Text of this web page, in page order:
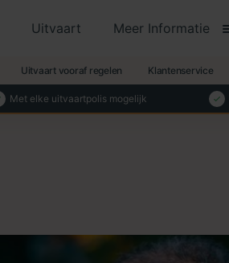
Uitvaart Meer Informatie
Uitvaart vooraf regelen Klantenservice
Met elke uitvaartpolis mogelijk